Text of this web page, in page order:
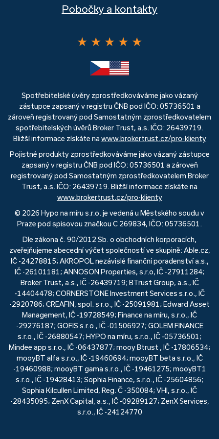
Pobočky a kontakty
★ ★ ★ ★ ★
Spotřebitelské úvěry zprostředkováváme jako vázaný
zástupce zapsaný v registru ČNB pod IČO: 05736501 a
zároveň registrovaný pod Samostatným zprostředkovatelem
spotřebitelských úvěrů Broker Trust, a.s. IČO: 26439719.
Bližší informace získáte na www.brokertrust.cz/pro-klienty
Pojistné produkty zprostředkováváme jako vázaný zástupce
zapsaný v registru ČNB pod IČO: 05736501 a zároveň
registrovaný pod Samostatným zprostředkovatelem Broker
Trust, a.s. IČO: 26439719. Bližší informace získáte na
www.brokertrust.cz/pro-klienty
© 2026 Hypo na míru s.r.o. je vedená u Městského soudu v
Praze pod spisovou značkou C 269834, IČO: 05736501.
Dle zákona č. 90/2012 Sb. o obchodních korporacích,
zveřejňujeme abecední výčet společností ve skupině: Able.cz,
IČ -24278815; AKROPOL nezávislé finanční poradenství a.s.,
IČ -26101181; ANNOSON Properties, s.r.o, IČ -27911284;
Broker Trust, a.s., IČ -26439719; BTrust Group, a.s., IČ
-14404478; CORNERSTONE Investment Services s.r.o., IČ
-2920786; CREAFIN, spol. s r.o., IČ -25091981; Edward Asset
Management, IČ -19728549; Finance na míru, s.r.o., IČ
-29276187; GOFIS s.r.o., IČ -01506927; GOLEM FINANCE
s.r.o., IČ -26880547; HYPO na míru, s.r.o., IČ -05736501;
Mindee app s.r.o., IČ -06437877; mooy Btrust , IČ -17806534;
mooyBT alfa s.r.o., IČ -19460694; mooyBT beta s.r.o., IČ
-19460988; mooyBT gama s.r.o., IČ -19461275; mooyBT1
s.r.o., IČ -19428413; Sophia Finance, s.r.o., IČ -25604856;
Sophia Kilcullen Limited, Reg. Č -350084; VHI, s.r.o., IČ
-28435095; ZenX Capital, a.s., IČ -09289127; ZenX Services,
s.r.o., IČ -24124770